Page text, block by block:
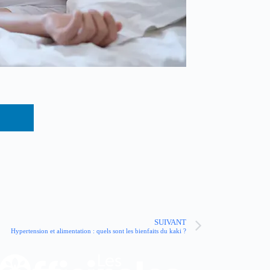
SUIVANT
Hypertension et alimentation : quels sont les bienfaits du kaki ?